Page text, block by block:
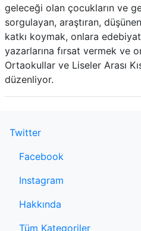
geleceği olan çocukların ve
sorgulayan, araştıran,
katkı koymak, onlara
yazarlarına fırsat vermek ve
Ortaokullar ve Liseler Arası
düzenliyor.
Twitter
Facebook
Instagram
Hakkında
Tüm Kategoriler